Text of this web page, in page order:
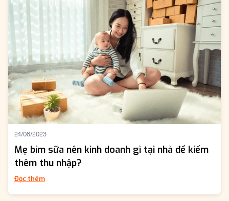
24/08/2023
Mẹ bỉm sữa nên kinh doanh gì tại nhà để kiếm
thêm thu nhập?
Đọc thêm